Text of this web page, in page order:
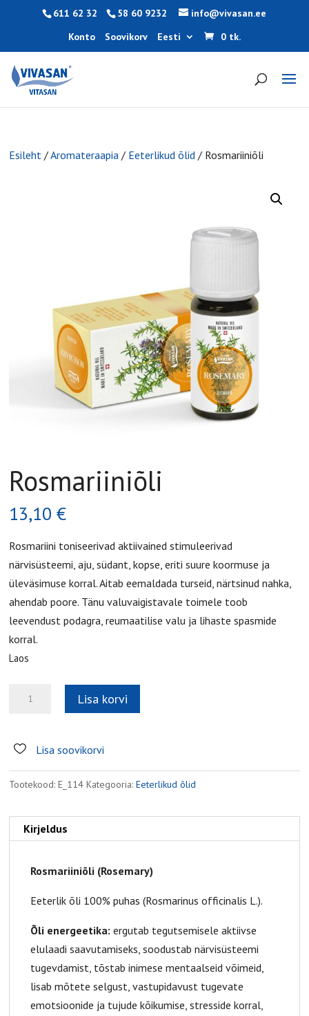
611 62 32 58 60 9232
info@vivasan.ee
Konto
Soovikorv Eesti 0 tk.
Esileht /Aromateraapia / Eeterlikud õlid / Rosmariiniõli
Rosmariiniõli
13,10€
Rosmariini toniseerivad aktiivained stimuleerivad
närvisüsteemi, aju, südant, kopse, eriti suure koormuse ja
üleväsimuse korral. Aitab eemaldada turseid, närtsinud nahka,
ahendab poore. Tänu valuvaigistavale toimele toob
leevendust podagra, reumaatilise valu ja lihaste spasmide
korral.
Laos
Rosmariiniõli
Lisa korvi
Lisa soovikorvi
Tootekood:E_114 Kategooria:Eeterlikud õlid
Kirjeldus
Rosmariiniõli (Rosemary)
Eeterlik õli 100% puhas (Rosmarinus officinalis L.).
Õli energeetika: ergutab tegutsemisele aktiivse
elulaadi saavutamiseks, soodustab närvisüsteemi
tugevdamist, tõstab inimese mentaalseid võimeid,
lisab mõtete selgust, vastupidavust tugevate
emotsioonide ja tujude kõikumise, stresside korral,